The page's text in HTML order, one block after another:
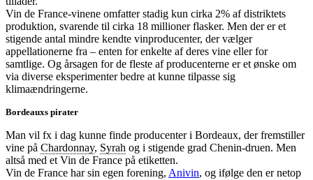
Vin de France-vinene omfatter stadig kun cirka 2% af distriktets
produktion, svarende til cirka 18 millioner flasker. Men der er et
stigende antal mindre kendte vinproducenter, der vælger
appellationerne fra – enten for enkelte af deres vine eller for
samtlige. Og årsagen for de fleste af producenterne er et ønske om
via diverse eksperimenter bedre at kunne tilpasse sig
klimaændringerne.
Bordeauxs pirater
Man vil fx i dag kunne finde producenter i Bordeaux, der fremstiller
vine på Chardonnay, Syrah og i stigende grad Chenin-druen. Men
altså med et Vin de France på etiketten.
Vin de France har sin egen forening, Anivin, og ifølge den er netop